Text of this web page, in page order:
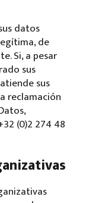
datos
de
Si, a pesar
sus
sus
reclamación
(0)2 274 48